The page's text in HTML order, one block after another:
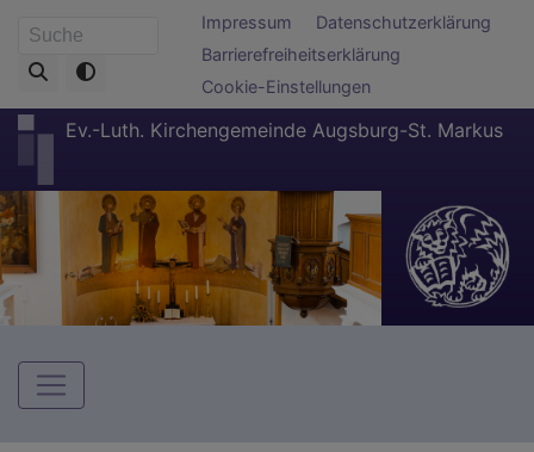
zum
Inhalt
Suche Fußbereichsmenü
Impressum
Datenschutzerklärung
Barrierefreiheitserklärung
Cookie-Einstellungen
Ev.-Luth. Kirchengemeinde Augsburg-St. Markus
Hauptnavigation